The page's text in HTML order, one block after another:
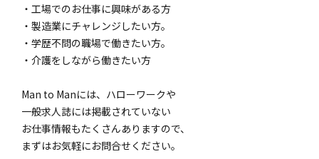
・工場でのお仕事に興味がある方
・製造業にチャレンジしたい方。
・学歴不問の職場で働きたい方。
・介護をしながら働きたい方
Man to Manには、ハローワークや
一般求人誌には掲載されていない
お仕事情報もたくさんありますので、
まずはお気軽にお問合せください。